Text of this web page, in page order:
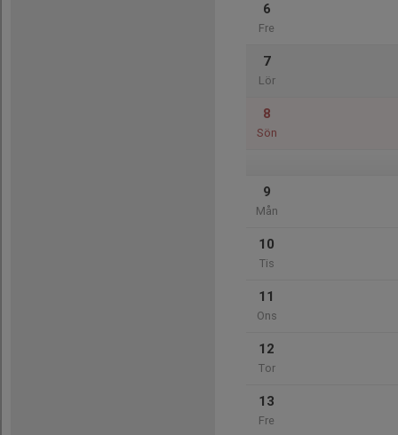
6
Fre
7
Lör
8
Sön
9
Mån
10
Tis
11
Ons
12
Tor
13
Fre